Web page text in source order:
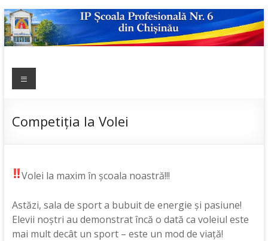
Skip
to
content
NR.6
scoala
nr.6; școală
profesională;
2019;
Meniu
Competiția la Volei
Volei la maxim în școala noastră!!!
Astăzi, sala de sport a bubuit de energie și pasiune!
Elevii noștri au demonstrat încă o dată ca voleiul este
mai mult decât un sport – este un mod de viață!